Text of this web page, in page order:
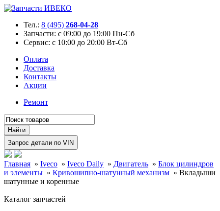
Тел.: 8 (495) 268-04-28
Запчасти: с 09:00 до 19:00 Пн-Сб
Сервис: с 10:00 до 20:00 Вт-Сб
Оплата
Доставка
Контакты
Акции
Ремонт
Главная » Iveco » Iveco Daily » Двигатель » Блок цилиндров
и элементы » Кривошипно-шатунный механизм » Вкладыши
шатунные и коренные
Каталог запчастей